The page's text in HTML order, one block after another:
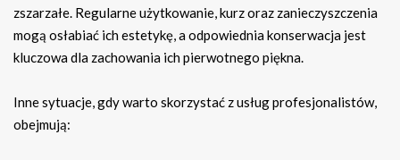
zszarzałe. Regularne użytkowanie, kurz oraz zanieczyszczenia
mogą osłabiać ich estetykę, a odpowiednia konserwacja jest
kluczowa dla zachowania ich pierwotnego piękna.
Inne sytuacje, gdy warto skorzystać z usług profesjonalistów,
obejmują: